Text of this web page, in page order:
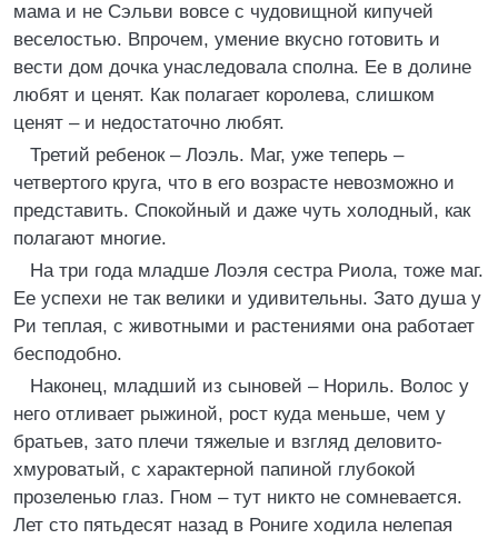
мама и не Сэльви вовсе с чудовищной кипучей
веселостью. Впрочем, умение вкусно готовить и
вести дом дочка унаследовала сполна. Ее в долине
любят и ценят. Как полагает королева, слишком
ценят – и недостаточно любят.
Третий ребенок – Лоэль. Маг, уже теперь –
четвертого круга, что в его возрасте невозможно и
представить. Спокойный и даже чуть холодный, как
полагают многие.
На три года младше Лоэля сестра Риола, тоже маг.
Ее успехи не так велики и удивительны. Зато душа у
Ри теплая, с животными и растениями она работает
бесподобно.
Наконец, младший из сыновей – Нориль. Волос у
него отливает рыжиной, рост куда меньше, чем у
братьев, зато плечи тяжелые и взгляд деловито-
хмуроватый, с характерной папиной глубокой
прозеленью глаз. Гном – тут никто не сомневается.
Лет сто пятьдесят назад в Рониге ходила нелепая